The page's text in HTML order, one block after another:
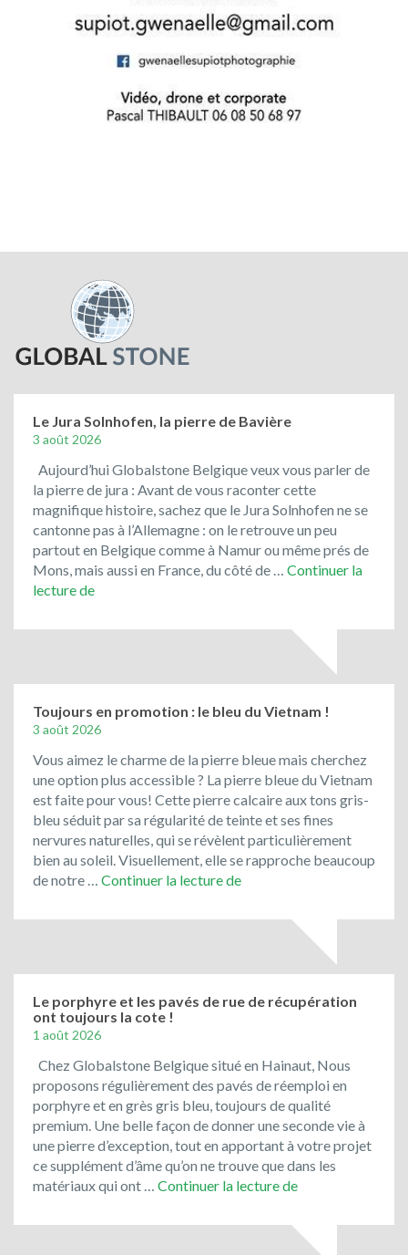
Le Jura Solnhofen, la pierre de Bavière
3 août 2026
Aujourd’hui Globalstone Belgique veux vous parler de
la pierre de jura : Avant de vous raconter cette
magnifique histoire, sachez que le Jura Solnhofen ne se
cantonne pas à l’Allemagne : on le retrouve un peu
partout en Belgique comme à Namur ou même prés de
Mons, mais aussi en France, du côté de … Continuer la
lecture deLe
Solnhofen,
de
Bavière
Toujours en promotion : le bleu du Vietnam !
3 août 2026
Vous aimez le charme de la pierre bleue mais cherchez
une option plus accessible ? La pierre bleue du Vietnam
est faite pour vous! Cette pierre calcaire aux tons gris-
bleu séduit par sa régularité de teinte et ses fines
nervures naturelles, qui se révèlent particulièrement
bien au soleil. Visuellement, elle se rapproche beaucoup
de notre … Continuer la lecture deToujours
promotion
bleu
du
Le porphyre et les pavés de rue de récupération
ont toujours la cote !
1 août 2026
Chez Globalstone Belgique situé en Hainaut, Nous
proposons régulièrement des pavés de réemploi en
porphyre et en grès gris bleu, toujours de qualité
premium. Une belle façon de donner une seconde vie à
une pierre d’exception, tout en apportant à votre projet
ce supplément d’âme qu’on ne trouve que dans les
matériaux qui ont … Continuer la lecture deLe
les